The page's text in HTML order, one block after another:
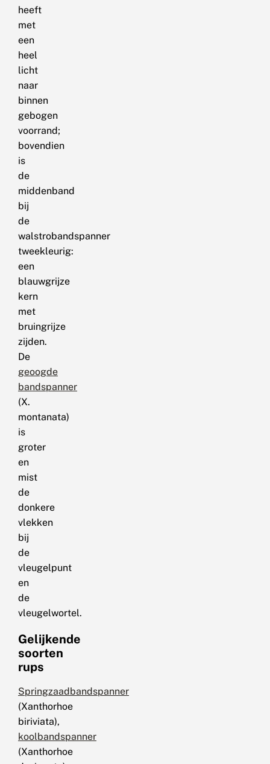
heeft
met
een
heel
licht
naar
binnen
gebogen
voorrand;
bovendien
is
de
middenband
bij
de
walstrobandspanner
tweekleurig:
een
blauwgrijze
kern
met
bruingrijze
zijden.
De
geoogde
bandspanner
(X.
montanata)
is
groter
en
mist
de
donkere
vlekken
bij
de
vleugelpunt
en
de
vleugelwortel.
Gelijkende
soorten
rups
Springzaadbandspanner
(Xanthorhoe
biriviata),
koolbandspanner
(Xanthorhoe